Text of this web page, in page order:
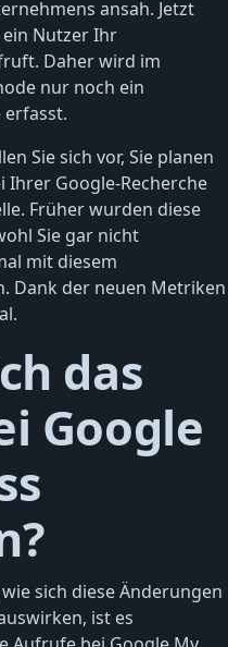
ansah. Jetzt
Nutzer Ihr
Daher wird im
nur noch ein
Sie sich vor, Sie planen
Ihrer Google-Recherche
Früher wurden diese
Sie gar nicht
mit diesem
Dank der neuen Metriken
das
Google
sich diese Änderungen
ist es